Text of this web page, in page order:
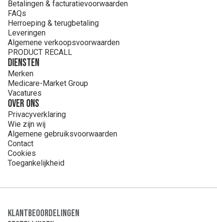
Betalingen & facturatievoorwaarden
FAQs
Herroeping & terugbetaling
Leveringen
Algemene verkoopsvoorwaarden
PRODUCT RECALL
Diensten
Merken
Medicare-Market Group
Vacatures
Over ons
Privacyverklaring
Wie zijn wij
Algemene gebruiksvoorwaarden
Contact
Cookies
Toegankelijkheid
Klantbeoordelingen